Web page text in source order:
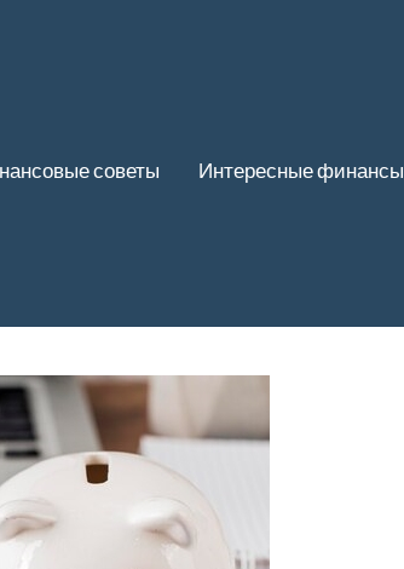
советы Интересные финансы